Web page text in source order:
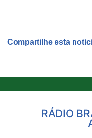
Compartilhe esta
RÁDIO